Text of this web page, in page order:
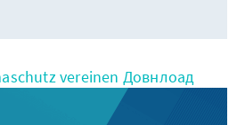
vereinen Довнлоад